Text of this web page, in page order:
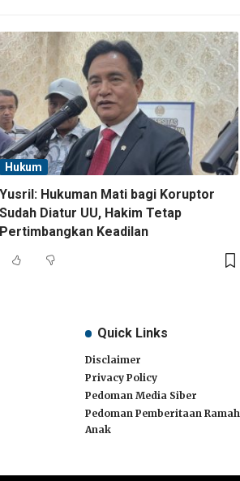
Hukum
Yusril: Hukuman Mati bagi Koruptor
Sudah Diatur UU, Hakim Tetap
Pertimbangkan Keadilan
Quick Links
Disclaimer
Privacy Policy
Pedoman Media Siber
Pedoman Pemberitaan Ramah
Anak